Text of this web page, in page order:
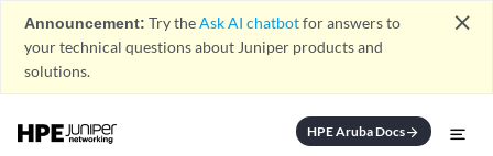
Announcement: Try theAsk AI chatbotfor answers to
your technical questions about Juniper products and
solutions.
close
HPE Aruba Docsarrow_forward